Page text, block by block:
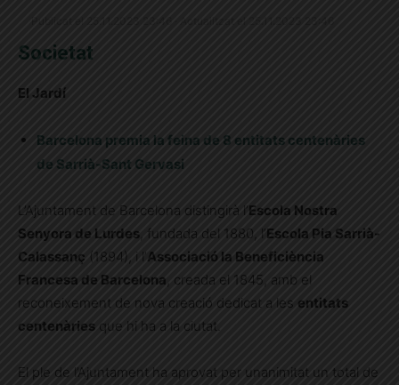
Societat
El Jardí
Barcelona premia la feina de 8 entitats centenàries
de Sarrià-Sant Gervasi
L’Ajuntament de Barcelona distingirà l’ Escola Nostra
Senyora de Lurdes , fundada del 1880, l’Escola Pia Sarrià-
Calassanç (1894), i l’ Associació la Beneficiència
Francesa de Barcelona , creada el 1845, amb el
reconeixement de nova creació dedicat a les entitats
centenàries que hi ha a la ciutat.
El ple de l’Ajuntament ha aprovat per unanimitat un total de